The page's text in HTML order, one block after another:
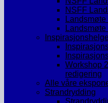
NSFF
Workshop
redigering
Alle våre
Strandrydding